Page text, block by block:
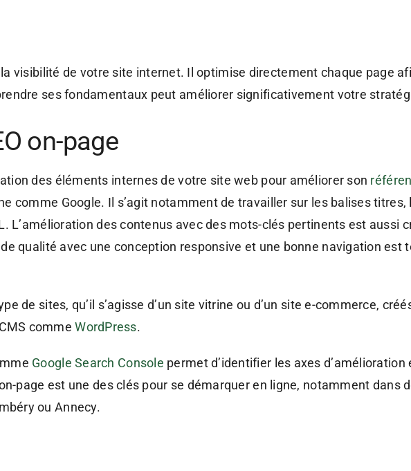
visibilité de votre site internet. Il optimise directement chaque page
ses fondamentaux peut améliorer significativement votre
on-page
des éléments internes de votre site web pour améliorer son
comme Google. Il s’agit notamment de travailler sur les balises titres,
L’amélioration des contenus avec des mots-clés pertinents est aussi
qualité avec une conception responsive et une bonne navigation est
de sites, qu’il s’agisse d’un site vitrine ou d’un site e-commerce,
commeWordPress.
Google Search Console permet d’identifier les axes d’amélioration
page est une des clés pour se démarquer en ligne, notamment dans
ou Annecy.